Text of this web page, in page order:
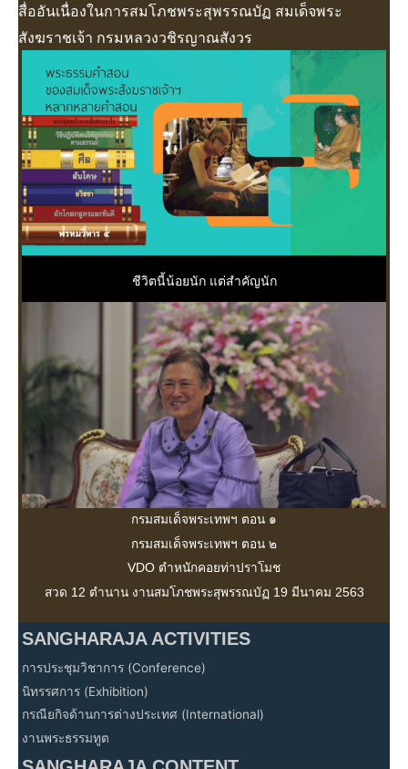
สื่ออันเนื่องในการสมโภชพระสุพรรณบัฏ สมเด็จพระ
สังฆราชเจ้า กรมหลวงวชิรญาณสังวร
ชีวิตนี้น้อยนัก แต่สำคัญนัก
กรมสมเด็จพระเทพฯ ตอน ๑
กรมสมเด็จพระเทพฯ ตอน ๒
VDO ตำหนักคอยท่าปราโมช
สวด 12 ตำนาน งานสมโภชพระสุพรรณบัฏ 19 มีนาคม 2563
SANGHARAJA ACTIVITIES
การประชุมวิชาการ (Conference)
นิทรรศการ (Exhibition)
กรณียกิจด้านการต่างประเทศ (International)
งานพระธรรมทูต